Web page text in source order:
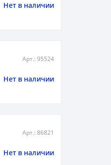
Нет в наличии
Арт.: 95524
Нет в наличии
Арт.: 86821
Нет в наличии